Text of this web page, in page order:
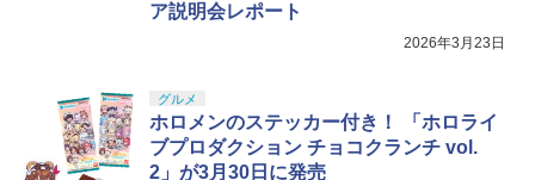
ア説明会レポート
2026年3月23日
グルメ
ホロメンのステッカー付き！ 「ホロライ
ブプロダクション チョコクランチ vol.
2」が3月30日に発売